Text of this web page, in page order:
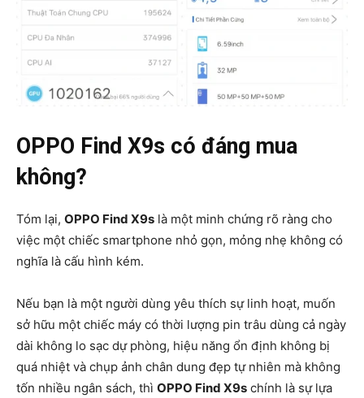
OPPO Find X9s có đáng mua
không?
Tóm lại, OPPO Find X9s là một minh chứng rõ ràng cho
việc một chiếc smartphone nhỏ gọn, mỏng nhẹ không có
nghĩa là cấu hình kém.
Nếu bạn là một người dùng yêu thích sự linh hoạt, muốn
sở hữu một chiếc máy có thời lượng pin trâu dùng cả ngày
dài không lo sạc dự phòng, hiệu năng ổn định không bị
quá nhiệt và chụp ảnh chân dung đẹp tự nhiên mà không
tốn nhiều ngân sách, thì OPPO Find X9s chính là sự lựa